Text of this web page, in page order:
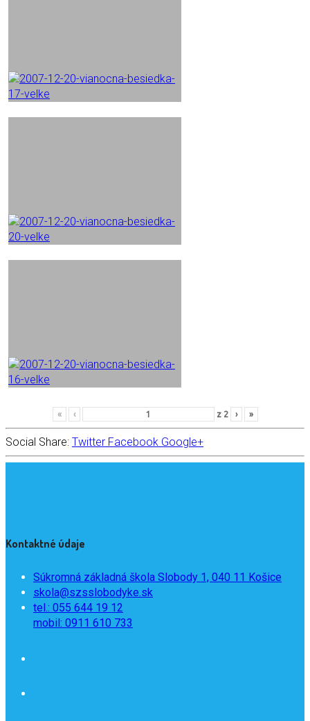
« ‹ z 2 › »
Social Share: Twitter Facebook Google+
Kontaktné údaje
Súkromná základná škola Slobody 1, 040 11 Košice
skola@szsslobodyke.sk
tel.: 055 644 19 12
mobil: 0911 610 733